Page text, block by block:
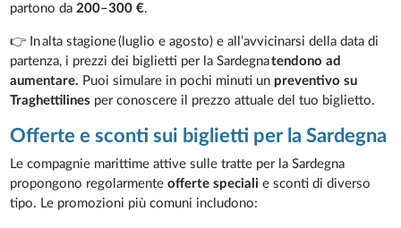
partono da200–300 €.
👉 In alta stagione (luglio e agosto) e all’avvicinarsi della data di
partenza, i prezzi dei biglietti per la Sardegnatendono ad
aumentare. Puoi simulare in pochi minuti un preventivo su
Traghettilines per conoscere il prezzo attuale del tuo biglietto.
Offerte e sconti sui biglietti per la Sardegna
Le compagnie marittime attive sulle tratte per la Sardegna
propongono regolarmenteofferte speciali e sconti di diverso
tipo. Le promozioni più comuni includono: